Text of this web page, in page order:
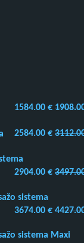
1584.00 €
2584.00 €
2904.00 €
sistema
3674.00 €
sistema Maxi